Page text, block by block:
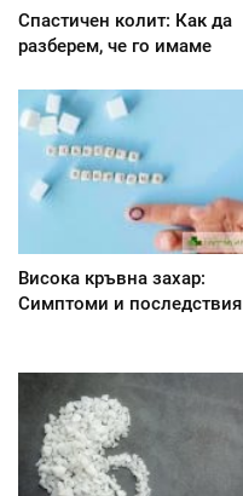
Спастичен колит: Как да
разберем, че го имаме
Висока кръвна захар:
Симптоми и последствия